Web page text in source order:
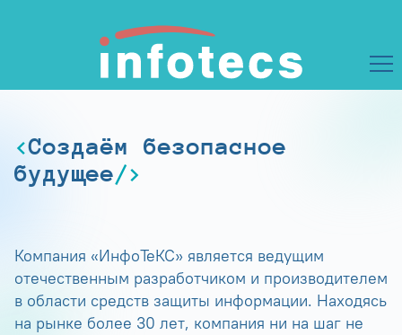
Создаём безопасное
будущее
Компания «ИнфоТеКС» является ведущим
отечественным разработчиком и производителем
в области средств защиты информации. Находясь
на рынке более 30 лет, компания ни на шаг не